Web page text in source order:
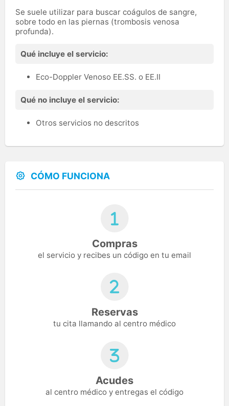
Se suele utilizar para buscar coágulos de sangre,
sobre todo en las piernas (trombosis venosa
profunda).
Qué incluye el servicio:
Eco-Doppler Venoso EE.SS. o EE.II
Qué no incluye el servicio:
Otros servicios no descritos
CÓMO FUNCIONA
Compras
el servicio y recibes un código en tu email
Reservas
tu cita llamando al centro médico
Acudes
al centro médico y entregas el código